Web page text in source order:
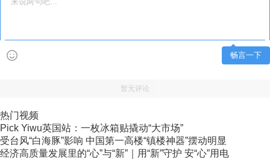
畅言一下
暂无评论
热门视频
Pick Yiwu英国站：一枚冰箱贴撬动“大市场”
受台风“白海豚”影响 中国第一高楼“镇楼神器”摆动明显
经济高质量发展里的“心”与“新”｜用“新”守护 安“心”用电